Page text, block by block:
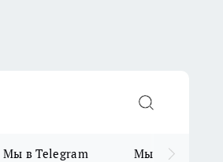
Мы в Telegram Мы в MAX